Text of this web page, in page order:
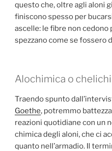
questo che, oltre agli aloni
finiscono spesso per
ascelle: le fibre non cedono
spezzano come se fossero
Alochimica o
Traendo spunto
Goethe, potremmo
reazioni quotidiane con un
chimica degli aloni, che ci
quanto nell’armadio. Il